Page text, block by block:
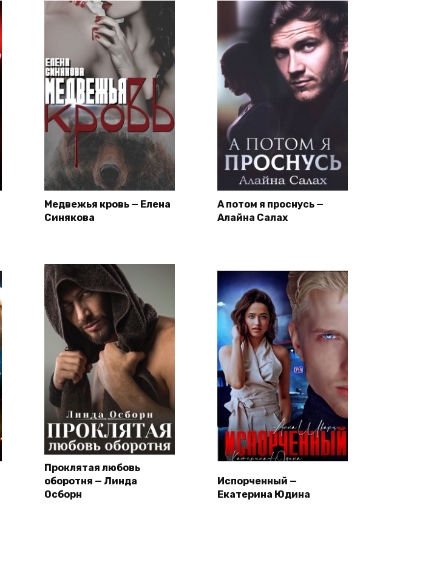
Медвежья кровь — Елена
Синякова
А потом я проснусь —
Алайна Салах
Проклятая любовь
оборотня — Линда
Осборн
Испорченный —
Екатерина Юдина